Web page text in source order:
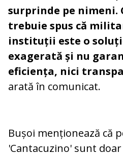
surprinde pe nimeni.
trebuie spus că
instituții este o
exagerată și nu
eficiența, nici
arată în comunicat.
Bușoi menționează că
'Cantacuzino' sunt